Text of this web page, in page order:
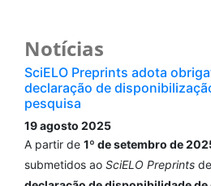
Notícias
SciELO Preprints adota
declaração de
pesquisa
19 agosto 2025
A partir de 1º de setembro de
submetidos ao SciELO Preprints